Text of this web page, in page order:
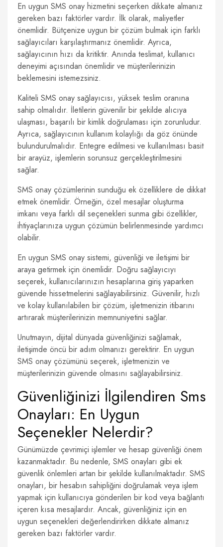
En uygun SMS onay hizmetini seçerken dikkate almanız
gereken bazı faktörler vardır. İlk olarak, maliyetler
önemlidir. Bütçenize uygun bir çözüm bulmak için farklı
sağlayıcıları karşılaştırmanız önemlidir. Ayrıca,
sağlayıcının hızı da kritiktir. Anında teslimat, kullanıcı
deneyimi açısından önemlidir ve müşterilerinizin
beklemesini istemezsiniz.
Kaliteli SMS onay sağlayıcısı, yüksek teslim oranına
sahip olmalıdır. İletilerin güvenilir bir şekilde alıcıya
ulaşması, başarılı bir kimlik doğrulaması için zorunludur.
Ayrıca, sağlayıcının kullanım kolaylığı da göz önünde
bulundurulmalıdır. Entegre edilmesi ve kullanılması basit
bir arayüz, işlemlerin sorunsuz gerçekleştirilmesini
sağlar.
SMS onay çözümlerinin sunduğu ek özelliklere de dikkat
etmek önemlidir. Örneğin, özel mesajlar oluşturma
imkanı veya farklı dil seçenekleri sunma gibi özellikler,
ihtiyaçlarınıza uygun çözümün belirlenmesinde yardımcı
olabilir.
En uygun SMS onay sistemi, güvenliği ve iletişimi bir
araya getirmek için önemlidir. Doğru sağlayıcıyı
seçerek, kullanıcılarınızın hesaplarına giriş yaparken
güvende hissetmelerini sağlayabilirsiniz. Güvenilir, hızlı
ve kolay kullanılabilen bir çözüm, işletmenizin itibarını
artırarak müşterilerinizin memnuniyetini sağlar.
Unutmayın, dijital dünyada güvenliğinizi sağlamak,
iletişimde öncü bir adım olmanızı gerektirir. En uygun
SMS onay çözümünü seçerek, işletmenizin ve
müşterilerinizin güvende olmasını sağlayabilirsiniz.
Güvenliğinizi İlgilendiren Sms
Onayları: En Uygun
Seçenekler Nelerdir?
Günümüzde çevrimiçi işlemler ve hesap güvenliği önem
kazanmaktadır. Bu nedenle, SMS onayları gibi ek
güvenlik önlemleri artan bir şekilde kullanılmaktadır. SMS
onayları, bir hesabın sahipliğini doğrulamak veya işlem
yapmak için kullanıcıya gönderilen bir kod veya bağlantı
içeren kısa mesajlardır. Ancak, güvenliğiniz için en
uygun seçenekleri değerlendirirken dikkate almanız
gereken bazı faktörler vardır.